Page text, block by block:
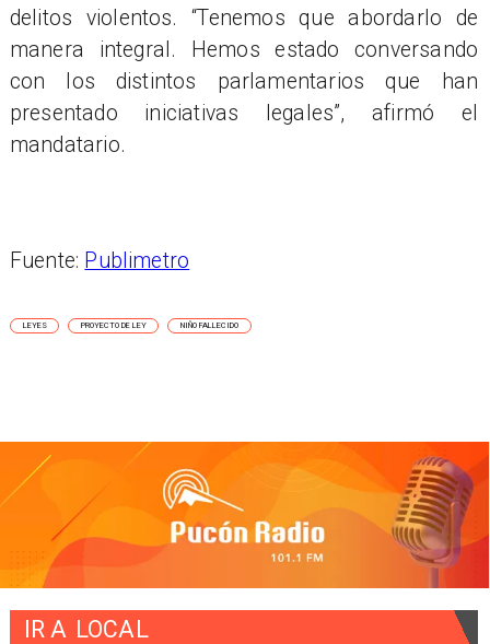
delitos violentos. “Tenemos que abordarlo de
manera integral. Hemos estado conversando
con los distintos parlamentarios que han
presentado iniciativas legales”, afirmó el
mandatario.
Fuente: Publimetro
LEYES PROYECTO DE LEY NIÑO FALLECIDO
IR A LOCAL